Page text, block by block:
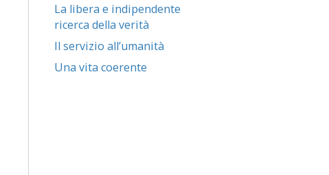
La libera e indipendente
ricerca della verità
Il servizio all’umanità
Una vita coerente